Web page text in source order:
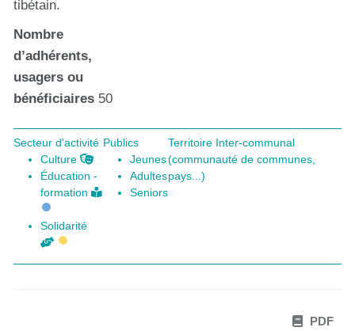
tibétain.
Nombre
d’adhérents,
usagers ou
bénéficiaires 50
Secteur d'activité
Culture
Éducation -
formation
Solidarité
Publics
Jeunes
Adultes
Seniors
Territoire Inter-communal
(communauté de communes,
pays...)
PDF